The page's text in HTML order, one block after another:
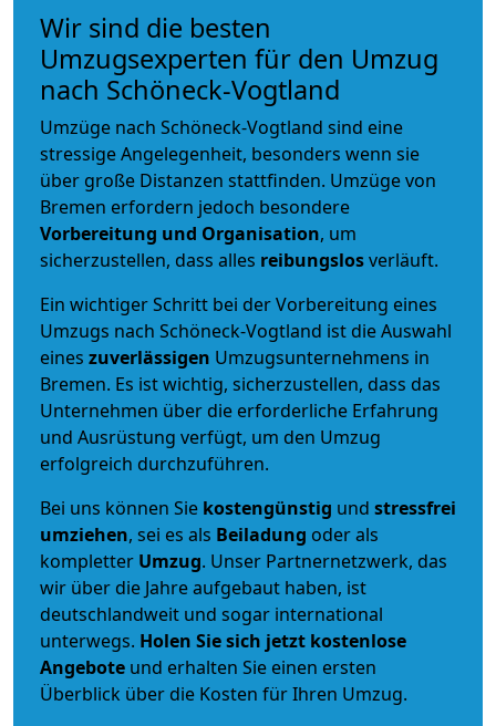
Wir sind die besten
Umzugsexperten für den Umzug
nach Schöneck-Vogtland
Umzüge nach Schöneck-Vogtland sind eine
stressige Angelegenheit, besonders wenn sie
über große Distanzen stattfinden. Umzüge von
Bremen erfordern jedoch besondere
Vorbereitung und Organisation, um
sicherzustellen, dass alles reibungslosverläuft.
Ein wichtiger Schritt bei der Vorbereitung eines
Umzugs nach Schöneck-Vogtland ist die Auswahl
eines zuverlässigen Umzugsunternehmens in
Bremen. Es ist wichtig, sicherzustellen, dass das
Unternehmen über die erforderliche Erfahrung
und Ausrüstung verfügt, um den Umzug
erfolgreich durchzuführen.
Bei uns können Sie kostengünstig und stressfrei
umziehen, sei es als Beiladung oder als
kompletter Umzug. Unser Partnernetzwerk, das
wir über die Jahre aufgebaut haben, ist
deutschlandweit und sogar international
unterwegs. Holen Sie sich jetzt kostenlose
Angebote und erhalten Sie einen ersten
Überblick über die Kosten für Ihren Umzug.